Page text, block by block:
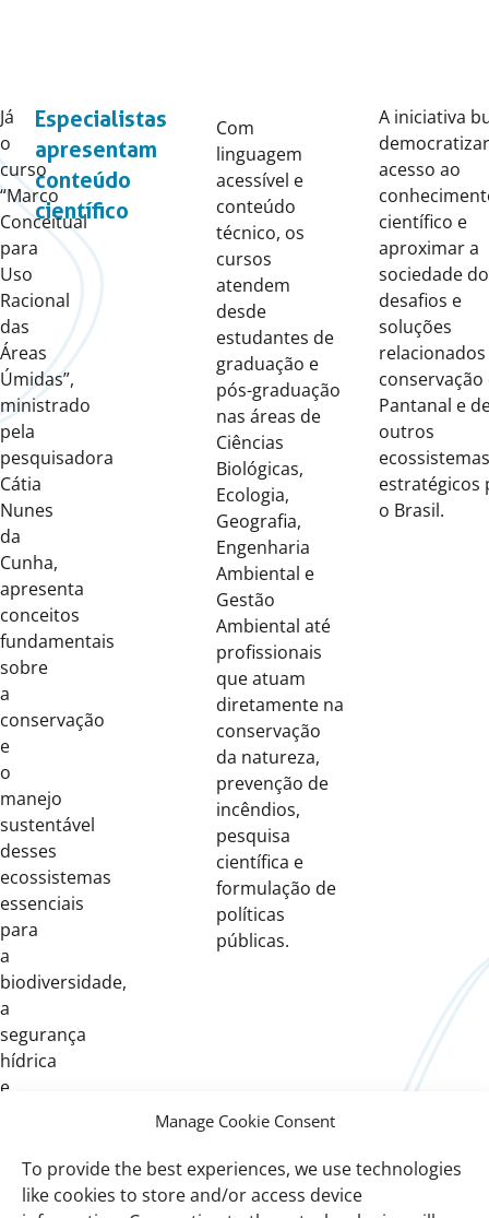
Manage Cookie Consent
To provide the best experiences, we use technologies
like cookies to store and/or access device
Já
o
curso
“Marco
Conceitual
para
Uso
Racional
das
Áreas
Úmidas”,
ministrado
pela
pesquisadora
Cátia
Nunes
da
Cunha,
apresenta
conceitos
fundamentais
sobre
a
conservação
e
o
manejo
sustentável
desses
ecossistemas
essenciais
para
a
biodiversidade,
a
segurança
hídrica
e
mudanças
Especialistas
apresentam
conteúdo
científico
Com
linguagem
acessível e
conteúdo
técnico, os
cursos
atendem
desde
estudantes de
graduação e
pós-graduação
nas áreas de
Ciências
Biológicas,
Ecologia,
Geografia,
Engenharia
Ambiental e
Gestão
Ambiental até
profissionais
que atuam
diretamente na
conservação
da natureza,
prevenção de
incêndios,
pesquisa
científica e
formulação de
políticas
públicas.
A iniciativa
acesso ao
científico e
aproximar a
sociedade
desafios e
soluções
relacionados
conservação
Pantanal e
outros
ecossistemas
estratégicos
o Brasil.